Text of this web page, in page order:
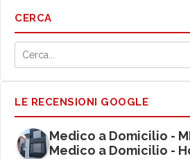
CERCA
LE RECENSIONI GOOGLE
Medico a Domicilio -
Medico a Domicilio -